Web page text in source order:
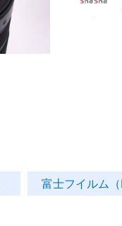
富士フイルム